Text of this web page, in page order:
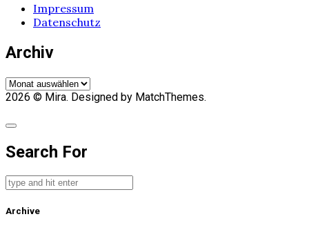
Impressum
Datenschutz
Archiv
Archiv
2026 © Mira. Designed by MatchThemes.
Search For
Archive